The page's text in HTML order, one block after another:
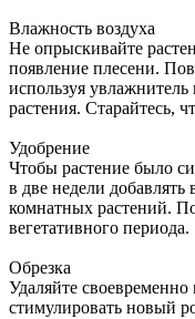
Влажность воздуха
Не опрыскивайте
появление плесени.
используя
растения. Старайтесь,
Удобрение
Чтобы растение было
в две недели добавлять
комнатных растений.
вегетативного периода.
Обрезка
Удаляйте
стимулировать новый